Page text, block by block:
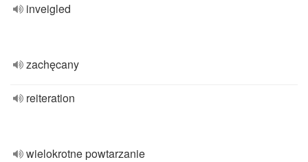
inveigled
zachęcany
reiteration
wielokrotne powtarzanie